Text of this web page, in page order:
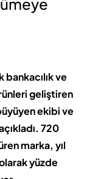
bankacılık ve
geliştiren
ekibi ve
720
marka, yıl
yüzde